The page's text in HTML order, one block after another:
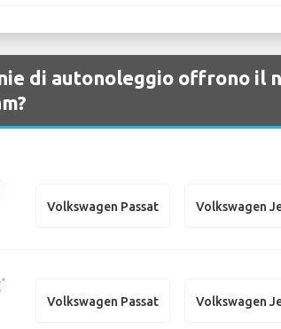
di autonoleggio offrono il
Volkswagen Passat Volkswagen
Volkswagen Passat Volkswagen